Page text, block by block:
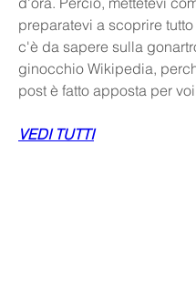
preparatevi a scoprire
c'è da sapere sulla
ginocchio Wikipedia,
post è fatto apposta per
VEDI TUTTI